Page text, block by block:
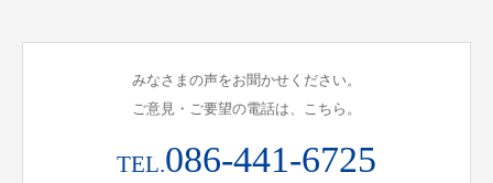
みなさまの声をお聞かせください。
ご意見・ご要望の電話は、こちら。
TEL.086-441-6725